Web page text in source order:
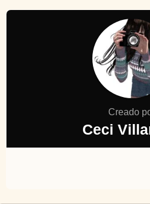
Creado
Ceci